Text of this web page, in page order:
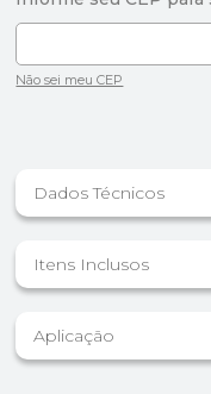
Dados Técnicos
Itens Inclusos
Aplicação